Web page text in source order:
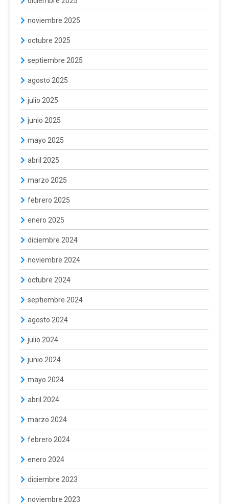
noviembre 2025
octubre 2025
septiembre 2025
agosto 2025
julio 2025
junio 2025
mayo 2025
abril 2025
marzo 2025
febrero 2025
enero 2025
diciembre 2024
noviembre 2024
octubre 2024
septiembre 2024
agosto 2024
julio 2024
junio 2024
mayo 2024
abril 2024
marzo 2024
febrero 2024
enero 2024
diciembre 2023
noviembre 2023